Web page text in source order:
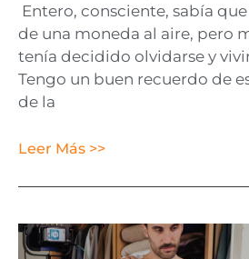
Entero, consciente, sabía
de una moneda al aire, pero
tenía decidido olvidarse y
Tengo un buen recuerdo de
de la
Leer Más >>